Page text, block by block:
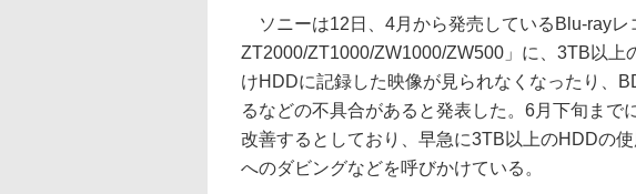
ソニーは12日、4月から発売しているBlu-rayレ
ZT2000/ZT1000/ZW1000/ZW500」に、3TB以上
けHDDに記録した映像が見られなくなったり、
るなどの不具合があると発表した。6月下旬まで
改善するとしており、早急に3TB以上のHDDの
へのダビングなどを呼びかけている。